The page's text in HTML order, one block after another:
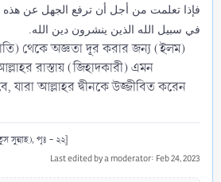
فإذا تعلمت من أجل أن ترفع الجهل عن هذه
في سبيل الله الذين ينشرون دين الله.
থেকে অজ্ঞতা দূর করার জন্য (ইলম)
রাস্তায় (জিহাদকারী) এমন
যারা আল্লাহর দ্বীনকে উজ্জীবিত করেন
সুন্নাহ), পৃঃ - ২২]
Last edited by a moderator: Feb 24, 2023